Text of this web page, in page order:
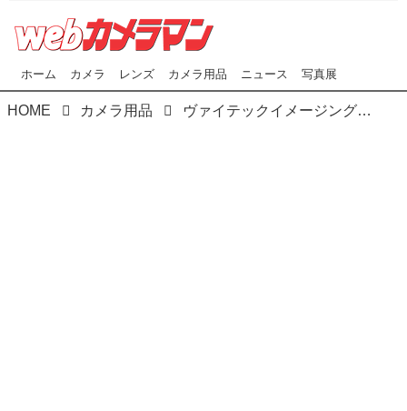
ホーム カメラ レンズ カメラ用品 ニュース 写真展
HOME カメラ用品 ヴァイテックイメージングは「ナノポール4段ライトスタンド 195cm オスダボ」を2020年11月5日に発売！